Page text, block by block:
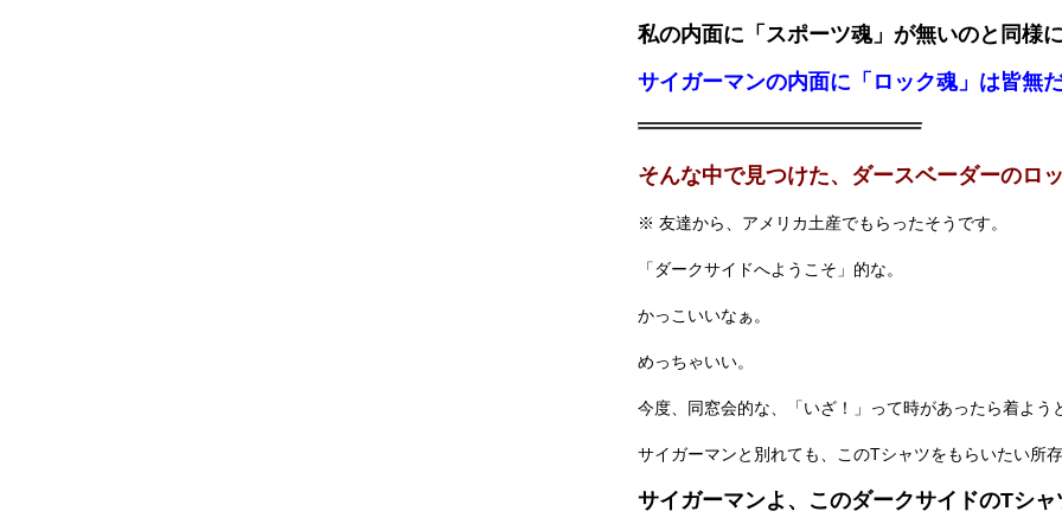
私の内面に「スポーツ魂」が無いのと同様に
サイガーマンの内面に「ロック魂」は皆無だ
そんな中で見つけた、ダースベーダーのロッ
※ 友達から、アメリカ土産でもらったそうです。
「ダークサイドへようこそ」的な。
かっこいいなぁ。
めっちゃいい。
今度、同窓会的な、「いざ！」って時があったら着よう
サイガーマンと別れても、このTシャツをもらいたい所存
サイガーマンよ、このダークサイドのTシャ